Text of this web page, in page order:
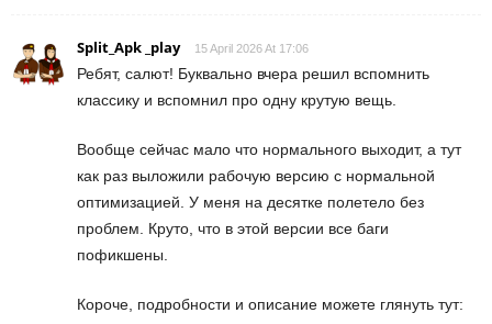
Split_Apk _play 15 April 2026 At 17:06
Ребят, салют! Буквально вчера решил вспомнить
классику и вспомнил про одну крутую вещь.
Вообще сейчас мало что нормального выходит, а тут
как раз выложили рабочую версию с нормальной
оптимизацией. У меня на десятке полетело без
проблем. Круто, что в этой версии все баги
пофикшены.
Короче, подробности и описание можете глянуть тут: